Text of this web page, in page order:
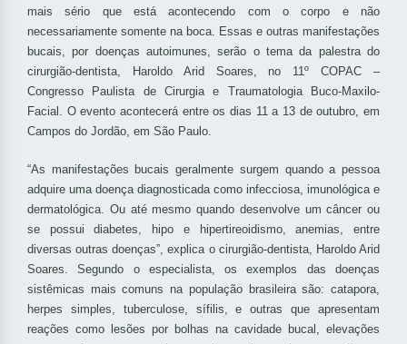
mais sério que está acontecendo com o corpo e não
necessariamente somente na boca. Essas e outras manifestações
bucais, por doenças autoimunes, serão o tema da palestra do
cirurgião-dentista, Haroldo Arid Soares, no 11º COPAC –
Congresso Paulista de Cirurgia e Traumatologia Buco-Maxilo-
Facial. O evento acontecerá entre os dias 11 a 13 de outubro, em
Campos do Jordão, em São Paulo.
“As manifestações bucais geralmente surgem quando a pessoa
adquire uma doença diagnosticada como infecciosa, imunológica e
dermatológica. Ou até mesmo quando desenvolve um câncer ou
se possui diabetes, hipo e hipertireoidismo, anemias, entre
diversas outras doenças”, explica o cirurgião-dentista, Haroldo Arid
Soares. Segundo o especialista, os exemplos das doenças
sistêmicas mais comuns na população brasileira são: catapora,
herpes simples, tuberculose, sífilis, e outras que apresentam
reações como lesões por bolhas na cavidade bucal, elevações